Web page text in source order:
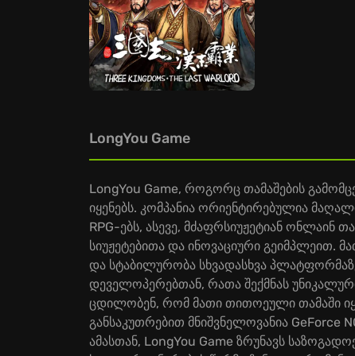
LongYou Game
LongYou Game, როგორც თამაშების
იყენებს. კომპანია ორიენტირებულია
RPG-ებს, ასევე, მძაფრსიუჟეტიან ონლაინ
სიუჟეტებითა და ინოვაციური გეიმპლეით.
და სტაბილურობა სხვადასხვა
დეველოპერებთან, რათა შექმნას
ცდილობენ, რომ მათი თითოეული თამაში
განსაკუთრებით მნიშვნელოვანია
ამასთან, LongYou Game ზრუნავს